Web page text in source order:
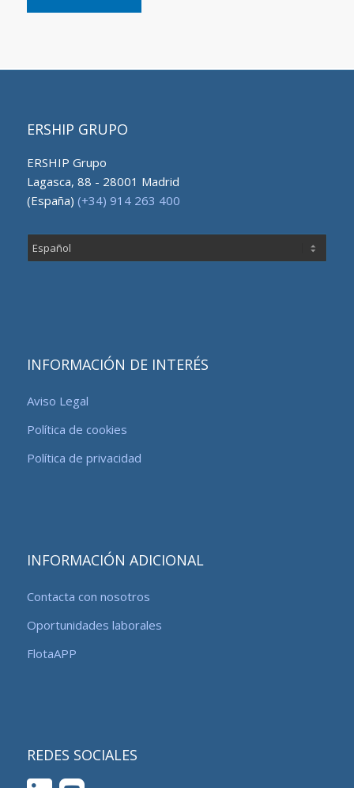
ERSHIP GRUPO
ERSHIP Grupo
Lagasca, 88 - 28001 Madrid
(España) (+34) 914 263 400
un
INFORMACIÓN DE INTERÉS
Aviso Legal
Política de cookies
Política de privacidad
INFORMACIÓN ADICIONAL
Contacta con nosotros
Oportunidades laborales
FlotaAPP
REDES SOCIALES